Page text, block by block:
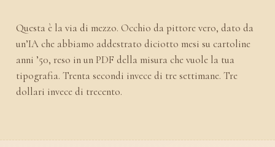
Questa è la via di mezzo. Occhio da pittore vero, dato da
un’IA che abbiamo addestrato diciotto mesi su cartoline
anni ’50, reso in un PDF della misura che vuole la tua
tipografia. Trenta secondi invece di tre settimane. Tre
dollari invece di trecento.